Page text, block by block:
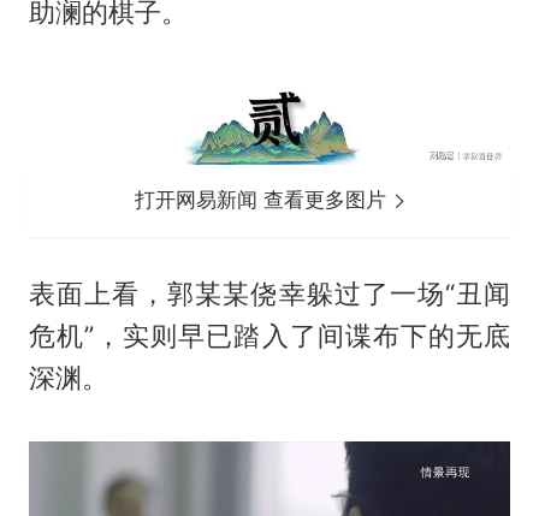
助澜的棋子。
打开网易新闻 查看更多图片
表面上看，郭某某侥幸躲过了一场“丑闻
危机”，实则早已踏入了间谍布下的无底
深渊。